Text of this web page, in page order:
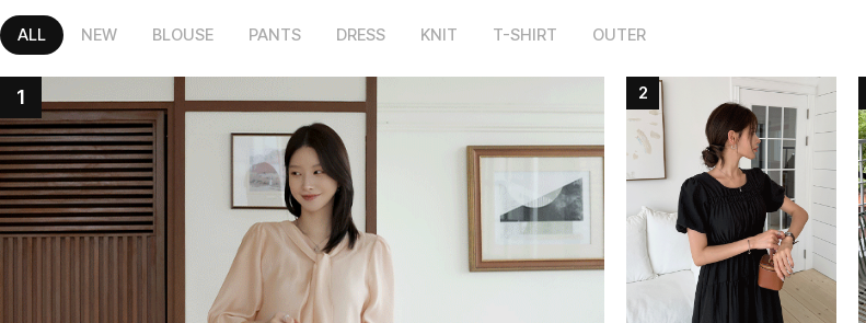
ALL NEW BLOUSE PANTS DRESS KNIT T-SHIRT OUTER